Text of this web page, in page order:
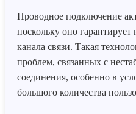
Проводное подключение
поскольку оно гарантирует
канала связи. Такая
проблем, связанных с
соединения, особенно в
большого количества